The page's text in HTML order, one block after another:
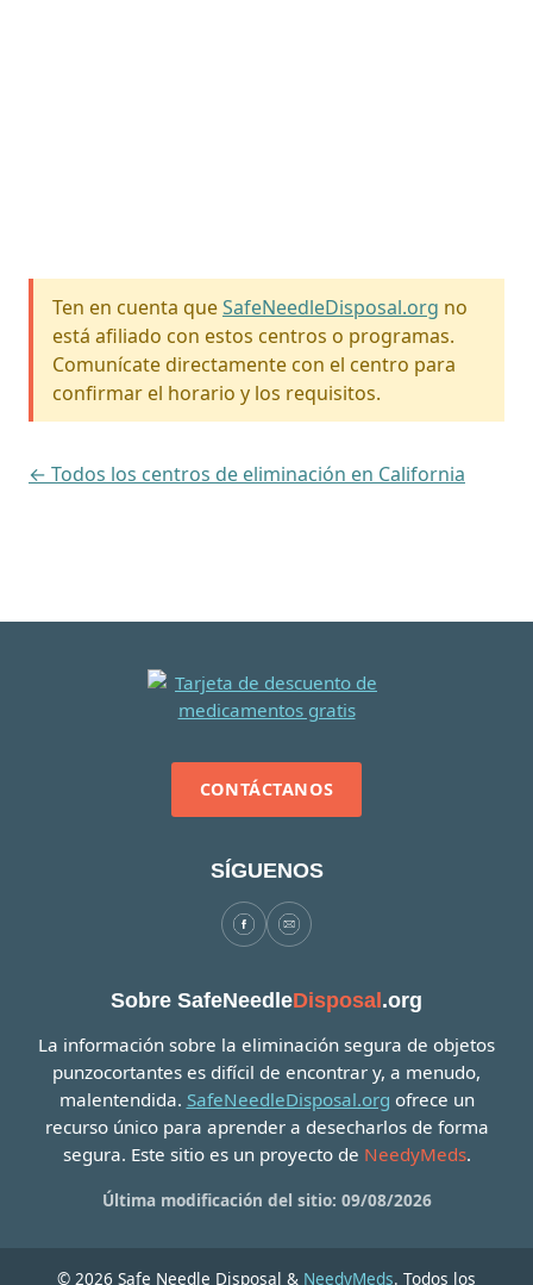
Ten en cuenta queSafeNeedleDisposal.org no
está afiliado con estos centros o programas.
Comunícate directamente con el centro para
confirmar el horario y los requisitos.
← Todos los centros de eliminación en California
CONTÁCTANOS
SÍGUENOS
Sobre SafeNeedleDisposal.org
La información sobre la eliminación segura de objetos
punzocortantes es difícil de encontrar y, a menudo,
malentendida. SafeNeedleDisposal.org ofrece un
recurso único para aprender a desecharlos de forma
segura. Este sitio es un proyecto de NeedyMeds.
Última modificación del sitio: 09/08/2026
© 2026 Safe Needle Disposal & NeedyMeds. Todos los